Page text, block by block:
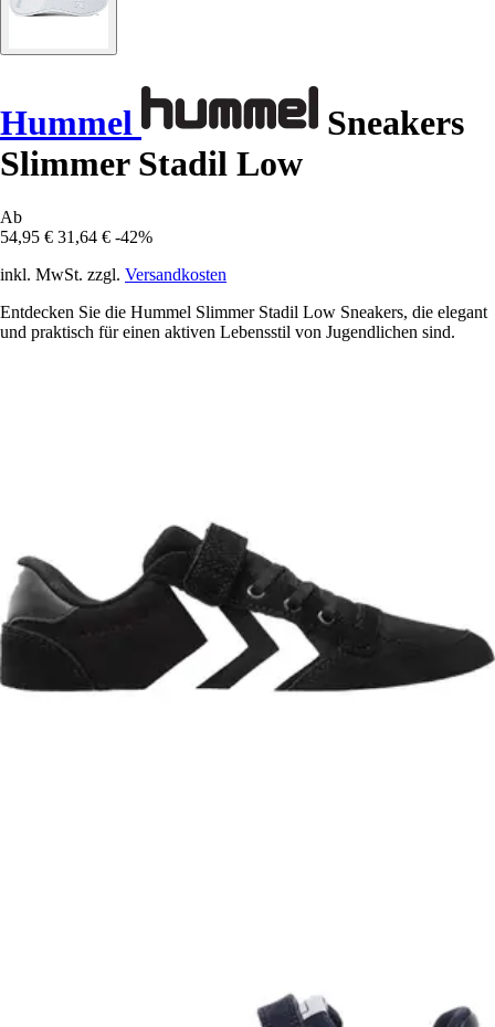
Hummel
Sneakers
Slimmer Stadil Low
Ab
54,95 € 31,64 € -42%
inkl. MwSt. zzgl. Versandkosten
Entdecken Sie die Hummel Slimmer Stadil Low Sneakers, die elegant
und praktisch für einen aktiven Lebensstil von Jugendlichen sind.